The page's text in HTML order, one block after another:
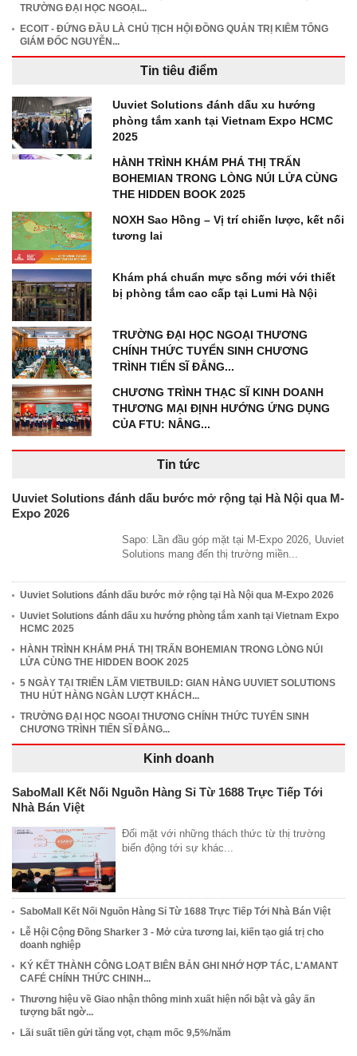
TRƯỜNG ĐẠI HỌC NGOẠI...
ECOIT - ĐỨNG ĐẦU LÀ CHỦ TỊCH HỘI ĐỒNG QUẢN TRỊ KIÊM TỔNG
GIÁM ĐỐC NGUYỄN...
Tin tiêu điểm
Uuviet Solutions đánh dấu xu hướng
phòng tắm xanh tại Vietnam Expo HCMC
2025
HÀNH TRÌNH KHÁM PHÁ THỊ TRẤN
BOHEMIAN TRONG LÒNG NÚI LỬA CÙNG
THE HIDDEN BOOK 2025
NOXH Sao Hồng – Vị trí chiến lược, kết nối
tương lai
Khám phá chuẩn mực sống mới với thiết
bị phòng tắm cao cấp tại Lumi Hà Nội
TRƯỜNG ĐẠI HỌC NGOẠI THƯƠNG
CHÍNH THỨC TUYỂN SINH CHƯƠNG
TRÌNH TIẾN SĨ ĐẲNG...
CHƯƠNG TRÌNH THẠC SĨ KINH DOANH
THƯƠNG MẠI ĐỊNH HƯỚNG ỨNG DỤNG
CỦA FTU: NÂNG...
Tin tức
Uuviet Solutions đánh dấu bước mở rộng tại Hà Nội qua M-
Expo 2026
Sapo: Lần đầu góp mặt tại M-Expo 2026, Uuviet
Solutions mang đến thị trường miền...
Uuviet Solutions đánh dấu bước mở rộng tại Hà Nội qua M-Expo 2026
Uuviet Solutions đánh dấu xu hướng phòng tắm xanh tại Vietnam Expo
HCMC 2025
HÀNH TRÌNH KHÁM PHÁ THỊ TRẤN BOHEMIAN TRONG LÒNG NÚI
LỬA CÙNG THE HIDDEN BOOK 2025
5 NGÀY TẠI TRIỂN LÃM VIETBUILD: GIAN HÀNG UUVIET SOLUTIONS
THU HÚT HÀNG NGÀN LƯỢT KHÁCH...
TRƯỜNG ĐẠI HỌC NGOẠI THƯƠNG CHÍNH THỨC TUYỂN SINH
CHƯƠNG TRÌNH TIẾN SĨ ĐẲNG...
Kinh doanh
SaboMall Kết Nối Nguồn Hàng Sỉ Từ 1688 Trực Tiếp Tới
Nhà Bán Việt
Đối mặt với những thách thức từ thị trường
biến động tới sự khác...
SaboMall Kết Nối Nguồn Hàng Sỉ Từ 1688 Trực Tiếp Tới Nhà Bán Việt
Lễ Hội Cộng Đồng Sharker 3 - Mở cửa tương lai, kiến tạo giá trị cho
doanh nghiệp
KÝ KẾT THÀNH CÔNG LOẠT BIÊN BẢN GHI NHỚ HỢP TÁC, L'AMANT
CAFÉ CHÍNH THỨC CHINH...
Thương hiệu về Giao nhận thông minh xuất hiện nổi bật và gây ấn
tượng bất ngờ...
Lãi suất tiền gửi tăng vọt, chạm mốc 9,5%/năm